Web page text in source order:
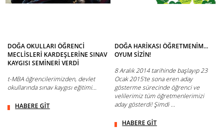
DOĞA OKULLARI ÖĞRENCİ
MECLİSLERİ KARDEŞLERİNE SINAV
KAYGISI SEMİNERİ VERDİ
t-MBA öğrencilerimizden, devlet
okullarında sınav kaygısı eğitimi...
HABERE GİT
DOĞA HARİKASI ÖĞRETMENİM...
OYUM SİZİN!
8 Aralık 2014 tarihinde başlayıp 23
Ocak 2015’te sona eren aday
gösterme sürecinde öğrenci ve
velilerimiz tüm öğretmenlerimizi
aday gösterdi! Şimdi ...
HABERE GİT